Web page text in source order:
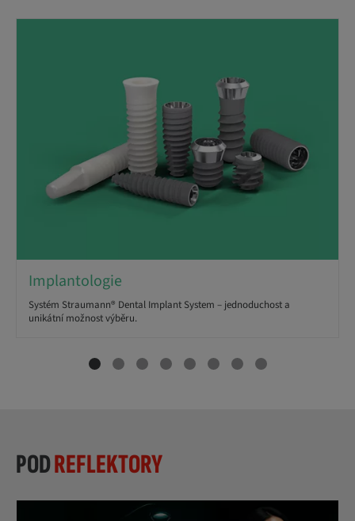
Implantologie
Systém Straumann® Dental Implant System – jednoduchost a
unikátní možnost výběru.
PODREFLEKTORY